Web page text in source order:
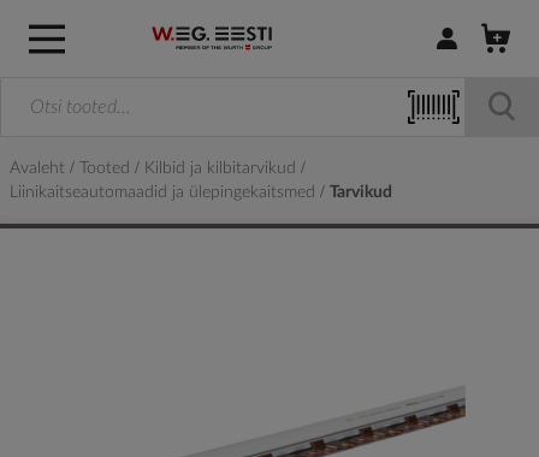
Logi sisse /
Avaleht Tooted
Kilbid ja kilbitarvikud
Liinikaitseautomaadid ja ülepingekaitsmed
Tarvikud